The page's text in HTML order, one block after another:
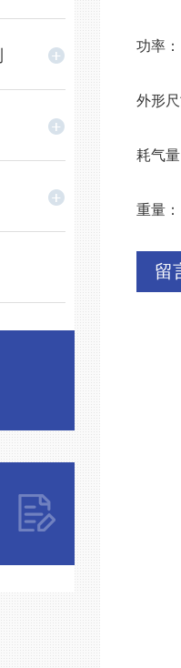
功率
外形
耗气
重量
留